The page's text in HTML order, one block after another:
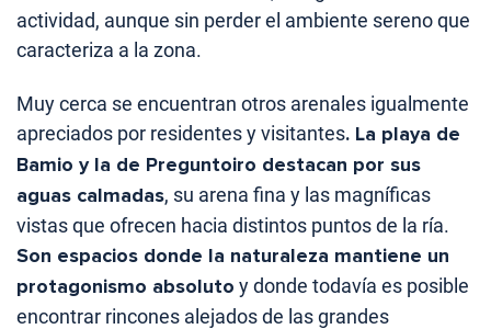
actividad, aunque sin perder el ambiente sereno que
caracteriza a la zona.
Muy cerca se encuentran otros arenales igualmente
apreciados por residentes y visitantes. La playa de
Bamio y la de Preguntoiro destacan por sus
aguas calmadas, su arena fina y las magníficas
vistas que ofrecen hacia distintos puntos de la ría.
Son espacios donde la naturaleza mantiene un
protagonismo absoluto y donde todavía es posible
encontrar rincones alejados de las grandes